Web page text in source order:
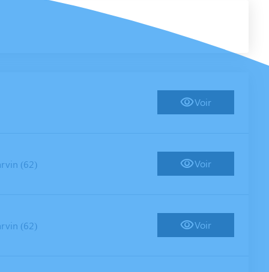
Voir
(62) Voir
(62) Voir